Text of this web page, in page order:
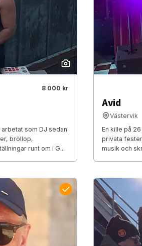
8 000 kr
som DJ sedan
bröllop,
runt om i G...
Avid
Västervik
En kille på
privata
musik och